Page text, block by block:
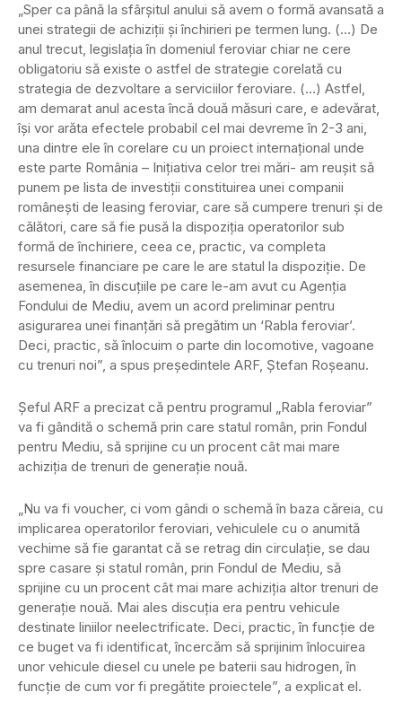
„Sper ca până la sfârşitul anului să avem o formă avansată a
unei strategii de achiziţii şi închirieri pe termen lung. (…) De
anul trecut, legislaţia în domeniul feroviar chiar ne cere
obligatoriu să existe o astfel de strategie corelată cu
strategia de dezvoltare a serviciilor feroviare. (…) Astfel,
am demarat anul acesta încă două măsuri care, e adevărat,
îşi vor arăta efectele probabil cel mai devreme în 2-3 ani,
una dintre ele în corelare cu un proiect internaţional unde
este parte România – Iniţiativa celor trei mări- am reuşit să
punem pe lista de investiţii constituirea unei companii
româneşti de leasing feroviar, care să cumpere trenuri şi de
călători, care să fie pusă la dispoziţia operatorilor sub
formă de închiriere, ceea ce, practic, va completa
resursele financiare pe care le are statul la dispoziţie. De
asemenea, în discuţiile pe care le-am avut cu Agenţia
Fondului de Mediu, avem un acord preliminar pentru
asigurarea unei finanţări să pregătim un ‘Rabla feroviar’.
Deci, practic, să înlocuim o parte din locomotive, vagoane
cu trenuri noi”, a spus preşedintele ARF, Ştefan Roşeanu.
Şeful ARF a precizat că pentru programul „Rabla feroviar”
va fi gândită o schemă prin care statul român, prin Fondul
pentru Mediu, să sprijine cu un procent cât mai mare
achiziţia de trenuri de generaţie nouă.
„Nu va fi voucher, ci vom gândi o schemă în baza căreia, cu
implicarea operatorilor feroviari, vehiculele cu o anumită
vechime să fie garantat că se retrag din circulaţie, se dau
spre casare şi statul român, prin Fondul de Mediu, să
sprijine cu un procent cât mai mare achiziţia altor trenuri de
generaţie nouă. Mai ales discuţia era pentru vehicule
destinate liniilor neelectrificate. Deci, practic, în funcţie de
ce buget va fi identificat, încercăm să sprijinim înlocuirea
unor vehicule diesel cu unele pe baterii sau hidrogen, în
funcţie de cum vor fi pregătite proiectele”, a explicat el.